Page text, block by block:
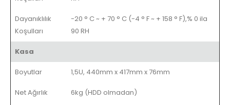
Dayanıklılık
Koşulları
-20 ° C ~ + 70 ° C (-4 ° F ~ + 158 ° F),% 0 ila
90 RH
Kasa
Boyutlar 1,5U, 440mm x 417mm x 76mm
Net Ağırlık 6kg (HDD olmadan)